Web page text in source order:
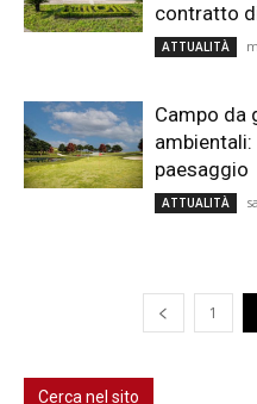
contratto
ATTUALITÀ
Campo da
paesaggio
ATTUALITÀ
1
Cerca nel sito